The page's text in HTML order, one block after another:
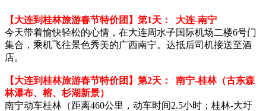
【大连到桂林旅游春节特价团】 第1天：
大连-南宁
今天带着愉快轻松的心情，在大连周水子国际机场二楼6号门
集合，乘机飞往景色秀美的广西南宁。达抵后司机接送至酒
店。
【大连到桂林旅游春节特价团】 第2天：
南宁-桂林（古东森
林瀑布、榕、杉湖新景）
南宁动车桂林（距离460公里，动车时间2.5小时；桂林-大圩